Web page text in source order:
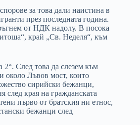
за това дали наистина в
през последната година.
от НДК надолу. В посока
край „Св. Неделя“, към
След това да слезем към
около Лъвов мост, които
сирийски бежанци,
след края на гражданската
първо от братския ни етнос,
бежанци след